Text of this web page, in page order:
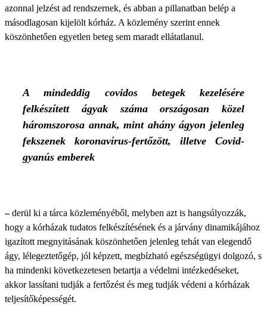
azonnal jelzést ad rendszernek, és abban a pillanatban belép a
másodlagosan kijelölt kórház. A közlemény szerint ennek
köszönhetően egyetlen beteg sem maradt ellátatlanul.
A mindeddig covidos betegek kezelésére
felkészített ágyak száma országosan közel
háromszorosa annak, mint ahány ágyon jelenleg
fekszenek koronavírus-fertőzött, illetve Covid-
gyanús emberek
–derül ki a tárca közleményéből, melyben azt is hangsúlyozzák,
hogy a kórházak tudatos felkészítésének és a járvány dinamikájához
igazított megnyitásának köszönhetően jelenleg tehát van elegendő
ágy, lélegeztetőgép, jól képzett, megbízható egészségügyi dolgozó, s
ha mindenki következetesen betartja a védelmi intézkedéseket,
akkor lassítani tudják a fertőzést és meg tudják védeni a kórházak
teljesítőképességét.